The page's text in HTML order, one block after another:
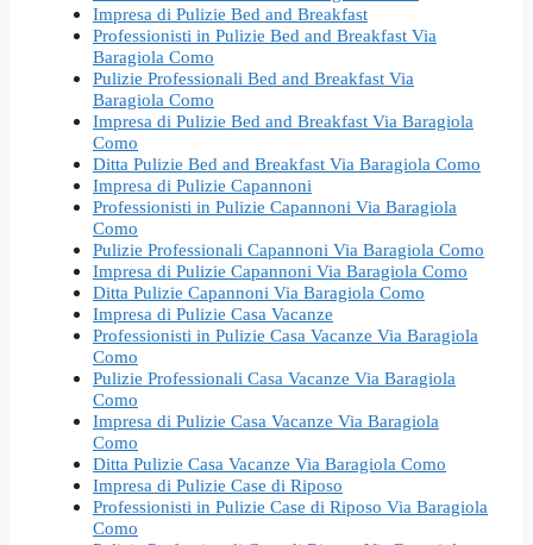
Impresa di Pulizie Bed and Breakfast
Professionisti in Pulizie Bed and Breakfast Via
Baragiola Como
Pulizie Professionali Bed and Breakfast Via
Baragiola Como
Impresa di Pulizie Bed and Breakfast Via Baragiola
Como
Ditta Pulizie Bed and Breakfast Via Baragiola Como
Impresa di Pulizie Capannoni
Professionisti in Pulizie Capannoni Via Baragiola
Como
Pulizie Professionali Capannoni Via Baragiola Como
Impresa di Pulizie Capannoni Via Baragiola Como
Ditta Pulizie Capannoni Via Baragiola Como
Impresa di Pulizie Casa Vacanze
Professionisti in Pulizie Casa Vacanze Via Baragiola
Como
Pulizie Professionali Casa Vacanze Via Baragiola
Como
Impresa di Pulizie Casa Vacanze Via Baragiola
Como
Ditta Pulizie Casa Vacanze Via Baragiola Como
Impresa di Pulizie Case di Riposo
Professionisti in Pulizie Case di Riposo Via Baragiola
Como